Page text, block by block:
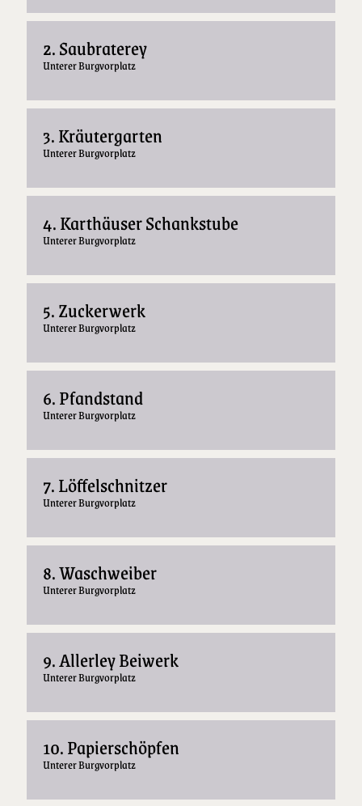
2. Saubraterey
Unterer Burgvorplatz
3. Kräutergarten
Unterer Burgvorplatz
4. Karthäuser Schankstube
Unterer Burgvorplatz
5. Zuckerwerk
Unterer Burgvorplatz
6. Pfandstand
Unterer Burgvorplatz
7. Löffelschnitzer
Unterer Burgvorplatz
8. Waschweiber
Unterer Burgvorplatz
9. Allerley Beiwerk
Unterer Burgvorplatz
10. Papierschöpfen
Unterer Burgvorplatz